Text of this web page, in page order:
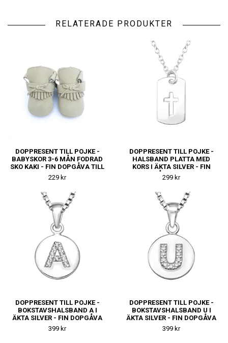
RELATERADE PRODUKTER
DOPPRESENT TILL POJKE -
BABYSKOR 3-6 MÅN FODRAD
SKO KAKI - FIN DOPGÅVA TILL
KILLE
229 kr
DOPPRESENT TILL POJKE -
HALSBAND PLATTA MED
KORS I ÄKTA SILVER - FIN
DOPGÅVA TILL KILLE
299 kr
DOPPRESENT TILL POJKE -
BOKSTAVSHALSBAND A I
ÄKTA SILVER - FIN DOPGÅVA
TILL KILLE
399 kr
DOPPRESENT TILL POJKE -
BOKSTAVSHALSBAND U I
ÄKTA SILVER - FIN DOPGÅVA
TILL KILLE
399 kr